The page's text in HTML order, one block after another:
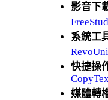
影音下
系統工
快捷操
媒體轉